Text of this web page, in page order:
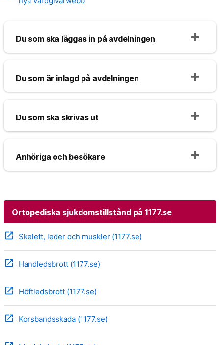
Du som ska läggas in på avdelningen
Du som är inlagd på avdelningen
Du som ska skrivas ut
Anhöriga och besökare
Ortopediska sjukdomstillstånd på 1177.se
open_in_new Skelett, leder och muskler (1177.se)
open_in_new Handledsbrott (1177.se)
open_in_new Höftledsbrott (1177.se)
open_in_new Korsbandsskada (1177.se)